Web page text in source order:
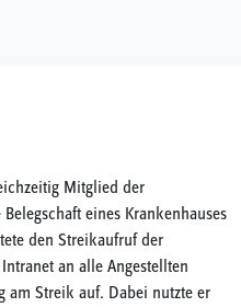
Mitglied der
eines Krankenhauses
den Streikaufruf der
an alle Angestellten
am Streik auf. Dabei nutzte er